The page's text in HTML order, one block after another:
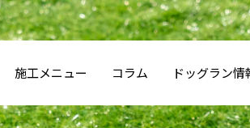
施工メニュー コラム ドッグラン情